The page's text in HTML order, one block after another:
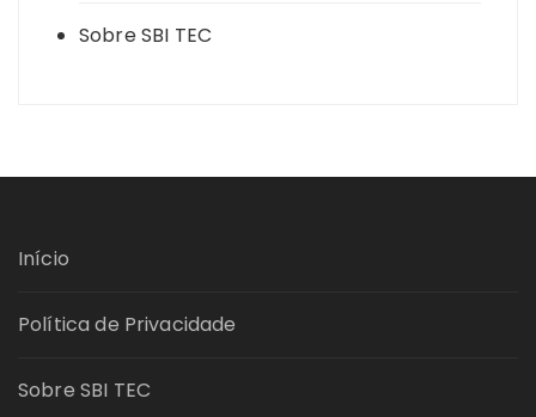
Sobre SBI TEC
Início
Política de Privacidade
Sobre SBI TEC